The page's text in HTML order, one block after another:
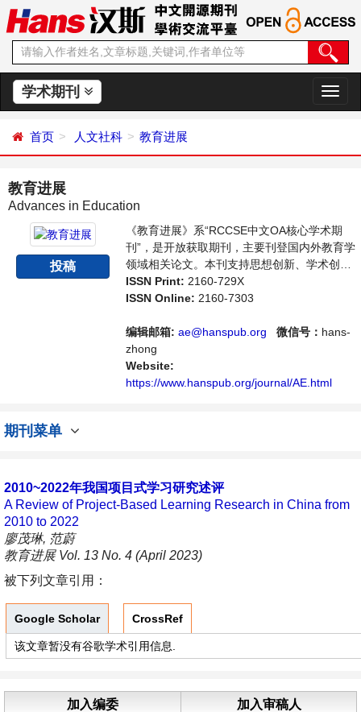
学术期刊
切
换
首页 人文社科 教育进展
教育进展
Advances in Education
投稿
《教育进展》系“RCCSE中文OA核心学术期
刊”，是开放获取期刊，主要刊登国内外教育学
领域相关论文。本刊支持思想创新、学术创
新，倡导科学，繁荣学术，集学术性、思想性
为一体，旨在给世界范围内的科学家、学者、
域内不同方向问题与发展的交流平台。
ISSN Print: 2160-729X
ISSN Online: 2160-7303
编辑邮箱: ae@hanspub.org 微信号： hans-
zhong
Website:
https://www.hanspub.org/journal/AE.html
期刊菜单
2010~2022年我国项目式学习研究述评
A Review of Project-Based Learning Research in China from
2010 to 2022
廖茂琳, 范蔚
教育进展 Vol. 13 No. 4 (April 2023)
被下列文章引用：
Google Scholar CrossRef
该文章暂没有谷歌学术引用信息.
加入编委 加入审稿人